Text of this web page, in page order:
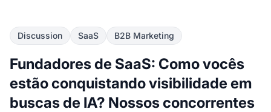
Discussion SaaS B2B Marketing
Fundadores de SaaS: Como vocês
estão conquistando visibilidade em
buscas de IA? Nossos concorrentes